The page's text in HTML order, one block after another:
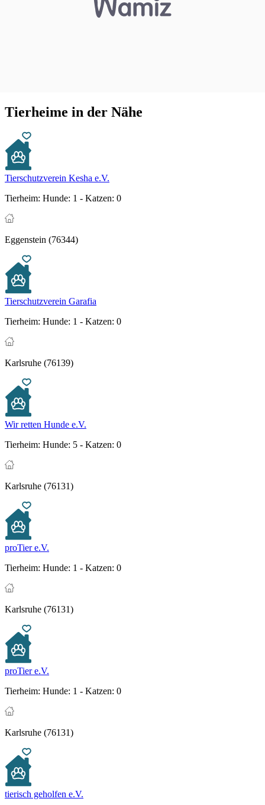
Tierheime in der Nähe
Tierschutzverein Kesha e.V.
Tierheim: Hunde: 1 - Katzen: 0
Eggenstein (76344)
Tierschutzverein Garafia
Tierheim: Hunde: 1 - Katzen: 0
Karlsruhe (76139)
Wir retten Hunde e.V.
Tierheim: Hunde: 5 - Katzen: 0
Karlsruhe (76131)
proTier e.V.
Tierheim: Hunde: 1 - Katzen: 0
Karlsruhe (76131)
proTier e.V.
Tierheim: Hunde: 1 - Katzen: 0
Karlsruhe (76131)
tierisch geholfen e.V.